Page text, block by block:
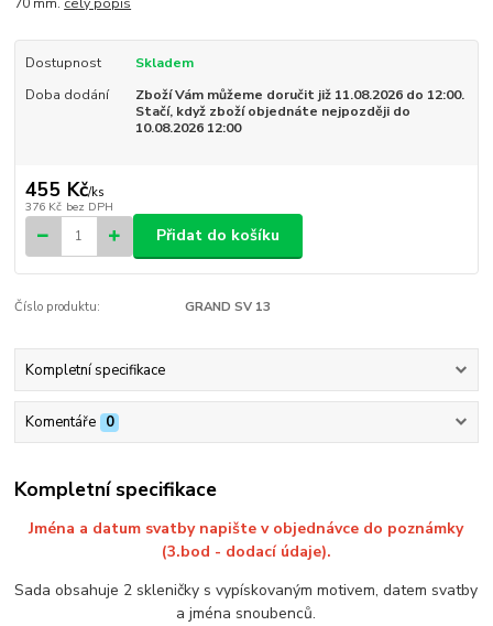
70 mm. celý popis
Dostupnost
Skladem
Doba dodání
Zboží Vám můžeme doručit již 11.08.2026 do 12:00.
Stačí, když zboží objednáte nejpozději do
10.08.2026 12:00
455 Kč/ks
376 Kč bez DPH
Přidat do košíku
Číslo produktu: GRAND SV 13
Kompletní specifikace
Komentáře 0
Kompletní specifikace
Jména a datum svatby napište v objednávce do poznámky
(3.bod - dodací údaje).
Sada obsahuje 2 skleničky s vypískovaným motivem, datem svatby
a jména snoubenců.